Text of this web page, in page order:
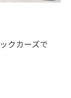
クカーズで